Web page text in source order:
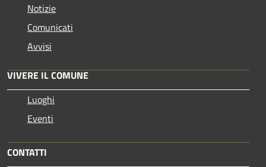
Notizie
Comunicati
Avvisi
VIVERE IL COMUNE
Luoghi
Eventi
CONTATTI